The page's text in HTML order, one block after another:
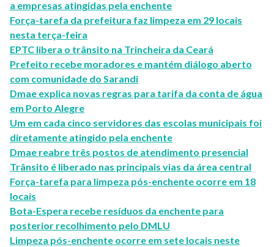
a empresas atingidas pela enchente
Força-tarefa da prefeitura faz limpeza em 29 locais
nesta terça-feira
EPTC libera o trânsito na Trincheira da Ceará
Prefeito recebe moradores e mantém diálogo aberto
com comunidade do Sarandi
Dmae explica novas regras para tarifa da conta de água
em Porto Alegre
Um em cada cinco servidores das escolas municipais foi
diretamente atingido pela enchente
Dmae reabre três postos de atendimento presencial
Trânsito é liberado nas principais vias da área central
Força-tarefa para limpeza pós-enchente ocorre em 18
locais
Bota-Espera recebe resíduos da enchente para
posterior recolhimento pelo DMLU
Limpeza pós-enchente ocorre em sete locais neste